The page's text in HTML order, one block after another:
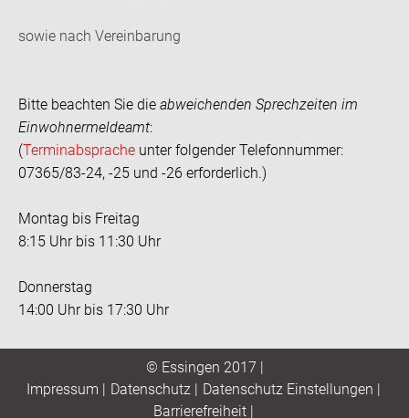
sowie nach Vereinbarung
Bitte beachten Sie die abweichenden Sprechzeiten im
Einwohnermeldeamt:
(Terminabsprache unter folgender Telefonnummer:
07365/83-24, -25 und -26 erforderlich.)
Montag bis Freitag
8:15 Uhr bis 11:30 Uhr
Donnerstag
14:00 Uhr bis 17:30 Uhr
© Essingen 2017 |
Impressum | Datenschutz| Datenschutz Einstellungen |
Barrierefreiheit|